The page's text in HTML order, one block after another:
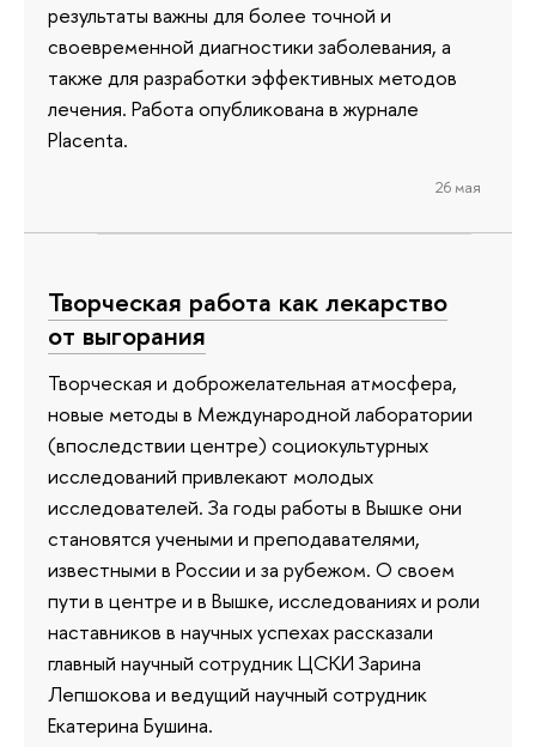
результаты важны для более точной и
своевременной диагностики заболевания, а
также для разработки эффективных методов
лечения. Работа опубликована в журнале
Placenta.
26 мая
Творческая работа как лекарство
от выгорания
Творческая и доброжелательная атмосфера,
новые методы в Международной лаборатории
(впоследствии центре) социокультурных
исследований привлекают молодых
исследователей. За годы работы в Вышке они
становятся учеными и преподавателями,
известными в России и за рубежом. О своем
пути в центре и в Вышке, исследованиях и роли
наставников в научных успехах рассказали
главный научный сотрудник ЦСКИ Зарина
Лепшокова и ведущий научный сотрудник
Екатерина Бушина.